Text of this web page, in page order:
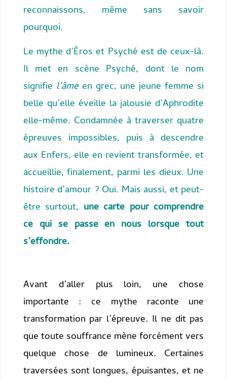
reconnaissons, même sans savoir
pourquoi.
Le mythe d’Éros et Psyché est de ceux-là.
Il met en scène Psyché, dont le nom
signifie l’âmeen grec, une jeune femme si
belle qu’elle éveille la jalousie d’Aphrodite
elle-même. Condamnée à traverser quatre
épreuves impossibles, puis à descendre
aux Enfers, elle en revient transformée, et
accueillie, finalement, parmi les dieux. Une
histoire d’amour ? Oui. Mais aussi, et peut-
être surtout, une carte pour comprendre
ce qui se passe en nous lorsque tout
s’effondre.
Avant d’aller plus loin, une chose
importante : ce mythe raconte une
transformation par l’épreuve. Il ne dit pas
que toute souffrance mène forcément vers
quelque chose de lumineux. Certaines
traversées sont longues, épuisantes, et ne